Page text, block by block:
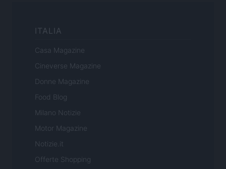
ITALIA
Casa Magazine
Cineverse Magazine
Donne Magazine
Food Blog
Milano Notizie
Motor Magazine
Notizie.it
Offerte Shopping